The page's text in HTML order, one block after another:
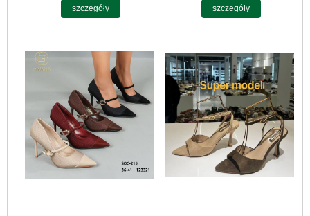
szczegóły szczegóły